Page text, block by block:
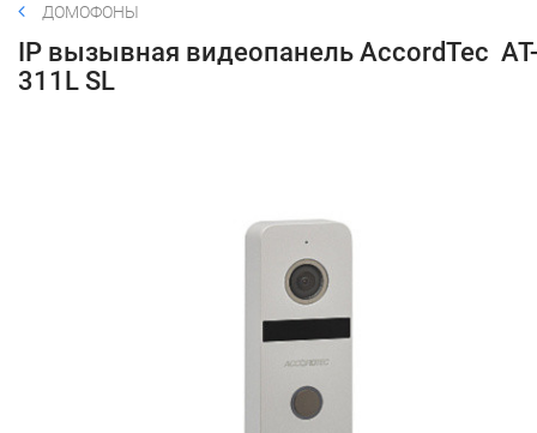
ДОМОФОНЫ
IP вызывная видеопанель AccordTec
311L SL